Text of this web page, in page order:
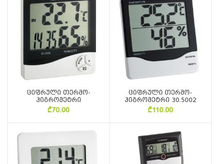
ციფრული თერმო-
ჰიგრომეტრი
₾70.00
ციფრული თერმო-
ჰიგრომეტრი 30.5002
₾110.00